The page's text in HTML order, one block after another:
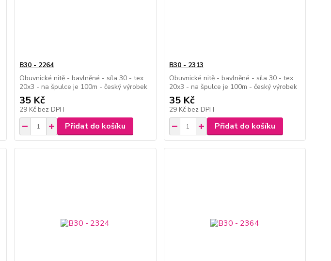
B30 - 2264
Obuvnické nitě - bavlněné - síla 30 - tex
20x3 - na špulce je 100m - český výrobek
35 Kč
29 Kč bez DPH
Přidat do košíku
B30 - 2313
Obuvnické nitě - bavlněné - síla 30 - tex
20x3 - na špulce je 100m - český výrobek
35 Kč
29 Kč bez DPH
Přidat do košíku